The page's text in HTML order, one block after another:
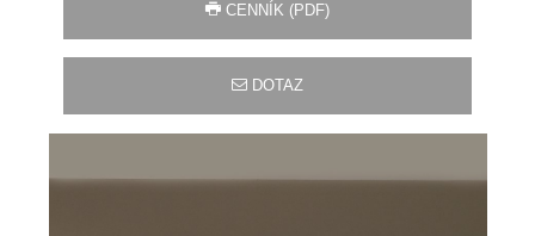
CENNÍK (PDF)
DOTAZ